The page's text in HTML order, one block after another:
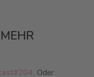
. Oder